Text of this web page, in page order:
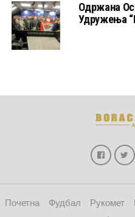
Одржана
Удружења
Почетна Фудбал Рукомет